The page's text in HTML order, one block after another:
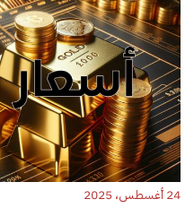
24 أغسطس، 2025